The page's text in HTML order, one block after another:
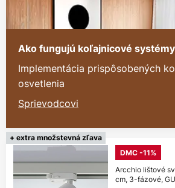
Ako fungujú koľajnicové systémy
Implementácia prispôsobených
osvetlenia
Sprievodcovi
+ extra množstevná zľava
DMC -11%
Arcchio lištové
cm, 3-fázové,